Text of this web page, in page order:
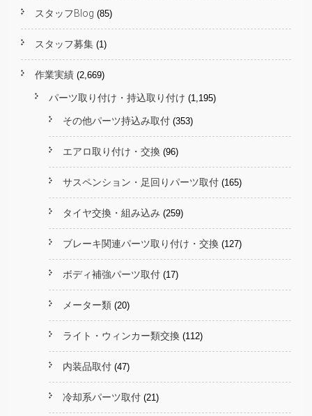
スタッフBlog (85)
スタッフ募集 (1)
作業実績 (2,669)
パーツ取り付け・持込取り付け (1,195)
その他パーツ持込み取付 (353)
エアロ取り付け・交換 (96)
サスペンション・足回りパーツ取付 (165)
タイヤ交換・組み込み (259)
ブレーキ関連パーツ取り付け・交換 (127)
ボディ補強パーツ取付 (17)
メーター類 (20)
ライト・ウィンカー類交換 (112)
内装品取付 (47)
冷却系パーツ取付 (21)